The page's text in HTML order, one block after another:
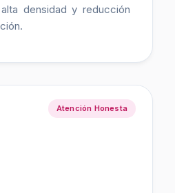
densidad y reducción
Atención Honesta